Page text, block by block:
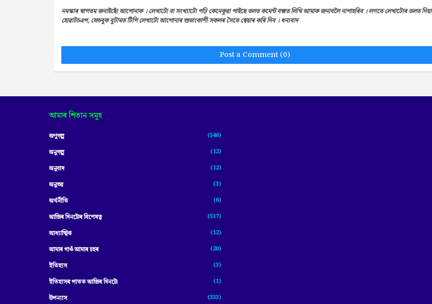
নমস্কাৰ স্বাগতম জনাইছোঁ আপোনাক । লেখাটো বা সংখ্যাটো পঢ়ি কেনেকুৱা পাইছে তলত কমেন্ট বক্সত লিখি আমাক জনাবলৈ নাপাহৰিব । লগতে লেখাটোৰ তলত দিয়া
হোৱাটচএপ, ফেচবুক বুটামত টিপি লেখাটো আপোনাৰ শুভাংকাশী সকলৰ সৈতে শ্বেয়াৰ কৰি দিব । ধন্যবাদ
Post a Comment (0)
আমাৰ শিতান সমূহ
অণুগল্প (546)
অনুগল্প (12)
অনুবাদ (12)
অনুভৱ (3)
অৰ্থনীতি (6)
আজিৰ দিনটোৰ বিশেষত্ব (517)
আধ্যাত্মিক (12)
আমাৰ গাওঁ আমাৰ চহৰ (20)
ইতিহাস (3)
ইতিহাসৰ পাতত আজিৰ দিনটো (1)
উপন্যাস (333)